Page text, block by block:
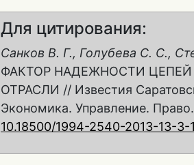
Для цитирования:
Санков В. Г., Голубева С. С.,
ФАКТОР НАДЕЖНОСТИ
ОТРАСЛИ // Известия
Экономика. Управление.
10.18500/1994-2540-2013-13-